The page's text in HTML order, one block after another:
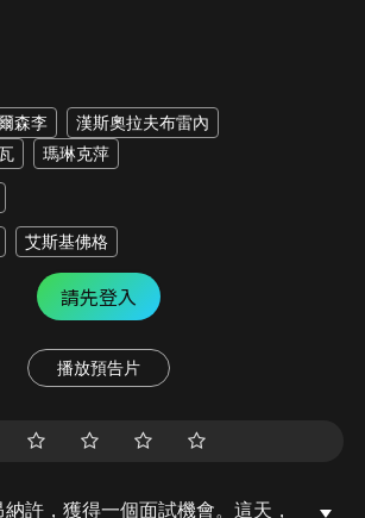
森李
漢斯奧拉夫布雷內
瑪琳克萍
艾斯基佛格
請先登入
播放預告片
許，獲得一個面試機會。這天，